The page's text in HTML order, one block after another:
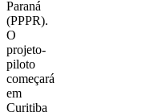
Paraná
(PPPR).
O
projeto-
piloto
começará
em
Curitiba